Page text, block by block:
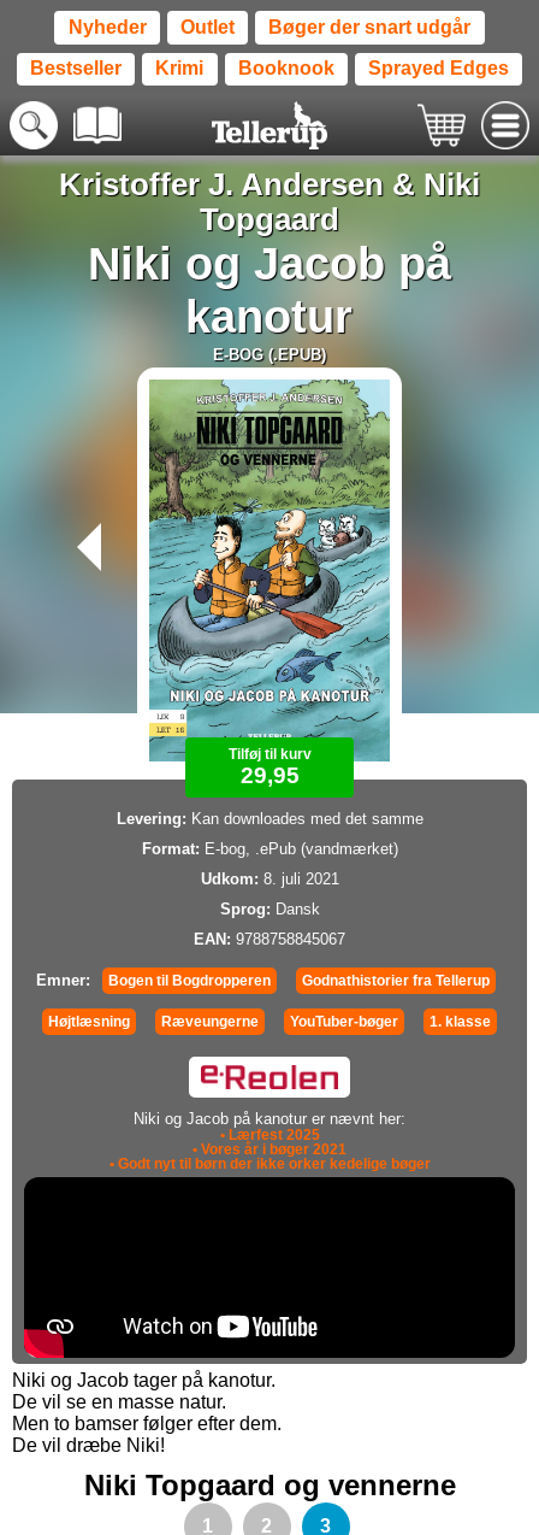
Nyheder Outlet Bøger der snart udgår
Bestseller Krimi Booknook Sprayed Edges
Kristoffer J. Andersen& Niki
Topgaard
Niki og Jacob på
kanotur
E-BOG (.EPUB)
Tilføj til kurv
29,95
Levering: Kan downloades med det samme
Format: E-bog, .ePub (vandmærket)
Udkom: 8. juli 2021
Sprog: Dansk
EAN: 9788758845067
Emner: Bogen til Bogdropperen Godnathistorier fra Tellerup
Højtlæsning Ræveungerne YouTuber-bøger 1. klasse
Niki og Jacob på kanotur er nævnt her:
• Lærfest 2025
• Vores år i bøger 2021
• Godt nyt til børn der ikke orker kedelige bøger
Niki og Jacob tager på kanotur.
De vil se en masse natur.
Men to bamser følger efter dem.
De vil dræbe Niki!
Niki Topgaard og vennerne
1 2 3